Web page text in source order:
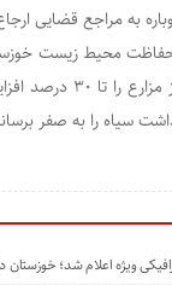
به مراجع قضایی
سیاه را به صفر
ویژه اعلام شد؛